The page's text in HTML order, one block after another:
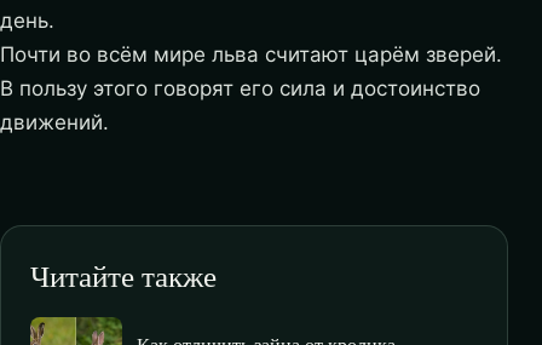
день.
Почти во всём мире льва считают царём зверей.
В пользу этого говорят его сила и достоинство
движений.
Читайте также